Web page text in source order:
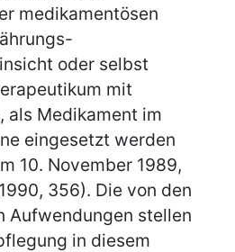
medikamentösen
oder selbst
mit
als Medikament im
eingesetzt werden
10. November 1989,
356). Die von den
Aufwendungen stellen
in diesem